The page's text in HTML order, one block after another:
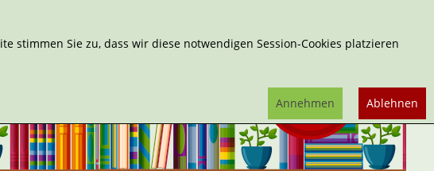
stimmen Sie zu, dass wir diese notwendigen Session-Cookies platzieren
Ablehnen
Annehmen